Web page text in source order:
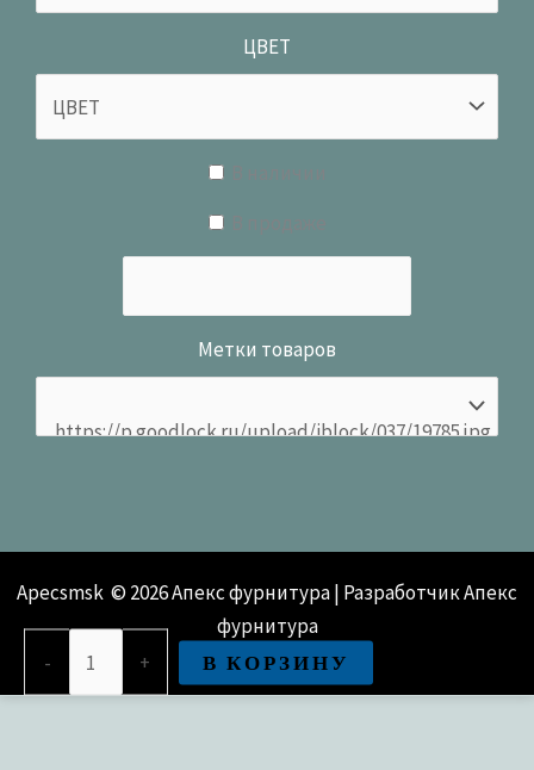
ЦВЕТ
Метки товаров
Apecsmsk © 2026 Апекс фурнитура | Разработчик Апекс
фурнитура
-
+ В КОРЗИНУ